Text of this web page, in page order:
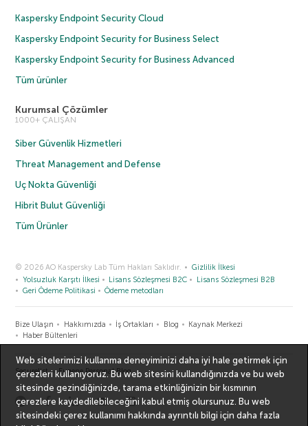
Kaspersky Endpoint Security Cloud
Kaspersky Endpoint Security for Business Select
Kaspersky Endpoint Security for Business Advanced
Tüm ürünler
Kurumsal Çözümler
1000+ ÇALIŞAN
Siber Güvenlik Hizmetleri
Threat Management and Defense
Uç Nokta Güvenliği
Hibrit Bulut Güvenliği
Tüm Ürünler
© 2026 AO Kaspersky Lab Tüm Hakları Saklıdır.
Gizlilik İlkesi
Yolsuzluk Karşıtı İlkesi
Lisans Sözleşmesi B2C
Lisans Sözleşmesi B2B
Geri Ödeme Politikasi
Ödeme metodları
Bize Ulaşın Hakkımızda İş Ortakları Blog
Kaynak Merkezi
Haber Bültenleri
Securelist Eugene Personal Blog
Web sitelerimizi kullanma deneyiminizi daha iyi hale getirmek için
çerezleri kullanıyoruz. Bu web sitesini kullandığınızda ve bu web
sitesinde gezindiğinizde, tarama etkinliğinizin bir kısmının
çerezlere kaydedilebileceğini kabul etmiş olursunuz. Bu web
sitesindeki çerez kullanımı hakkında ayrıntılı bilgi içindaha fazla